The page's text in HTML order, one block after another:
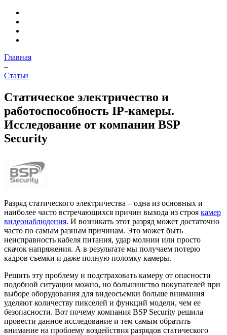
Главная
–
Статьи
Статическое электричество и
работоспособность IP-камеры.
Исследование от компании BSP
Security
Разряд статического электричества – одна из основных и
наиболее часто встречающихся причин выхода из строя камер
видеонаблюдения. И возникать этот разряд может достаточно
часто по самым разным причинам. Это может быть
неисправность кабеля питания, удар молнии или просто
скачок напряжения. А в результате мы получаем потерю
кадров съемки и даже полную поломку камеры.
Решить эту проблему и подстраховать камеру от опасности
подобной ситуации можно, но большинство покупателей при
выборе оборудования для видеосъемки больше внимания
уделяют количеству пикселей и функций модели, чем ее
безопасности. Вот почему компания BSP Security решила
провести данное исследование и тем самым обратить
внимание на проблему воздействия разрядов статического